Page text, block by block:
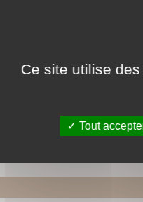
Vidéo n°13: Samba
Contenu vidéo lié à
Ce site utilise
Tout